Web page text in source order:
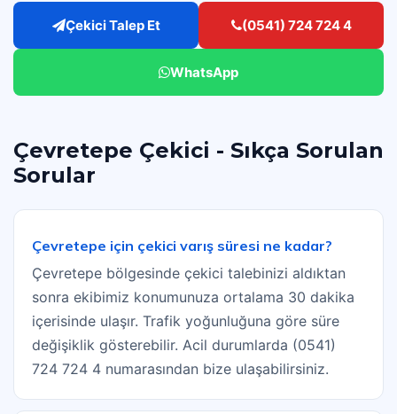
Çekici Talep Et (0541) 724 724 4
WhatsApp
Çevretepe Çekici - Sıkça Sorulan
Sorular
Çevretepe için çekici varış süresi ne kadar?
Çevretepe bölgesinde çekici talebinizi aldıktan
sonra ekibimiz konumunuza ortalama 30 dakika
içerisinde ulaşır. Trafik yoğunluğuna göre süre
değişiklik gösterebilir. Acil durumlarda (0541)
724 724 4 numarasından bize ulaşabilirsiniz.